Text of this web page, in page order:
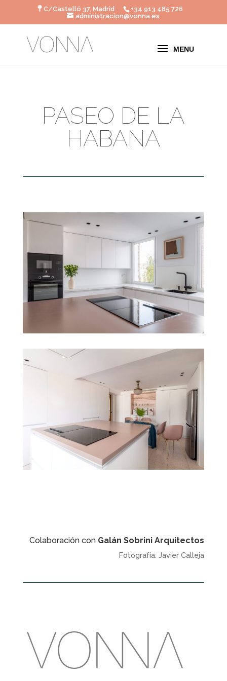
C/Castelló 37, Madrid
+34 913 485 726
administracion@vonna.es
PASEO DE LA
HABANA
Colaboración con Galán Sobrini Arquitectos
Fotografía: Javier Calleja